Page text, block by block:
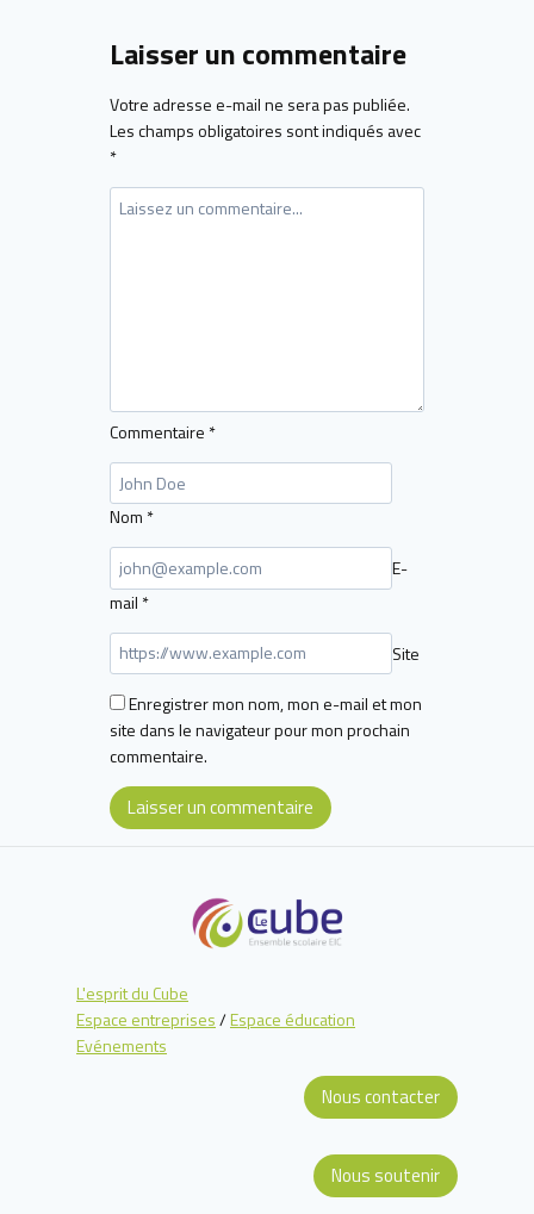
Laisser un commentaire
Votre adresse e-mail ne sera pas publiée.
Les champs obligatoires sont indiqués avec
*
Commentaire *
Nom *
E-
mail *
Site
Enregistrer mon nom, mon e-mail et mon
site dans le navigateur pour mon prochain
commentaire.
L'esprit du Cube
Espace entreprises/Espace éducation
Evénements
Nous contacter
Nous soutenir